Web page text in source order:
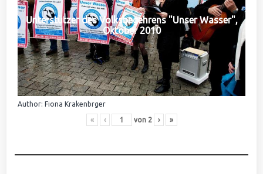
Unterstützer des Volksbegehrens "Unser Wasser",
Oktober 2010
Author: Fiona Krakenbrger
« ‹ von 2 › »